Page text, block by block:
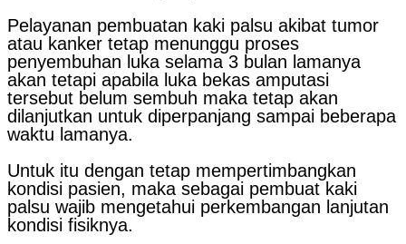
Pelayanan pembuatan kaki palsu akibat tumor
atau kanker tetap menunggu proses
penyembuhan luka selama 3 bulan lamanya
akan tetapi apabila luka bekas amputasi
tersebut belum sembuh maka tetap akan
dilanjutkan untuk diperpanjang sampai beberapa
waktu lamanya.
Untuk itu dengan tetap mempertimbangkan
kondisi pasien, maka sebagai pembuat kaki
palsu wajib mengetahui perkembangan lanjutan
kondisi fisiknya.